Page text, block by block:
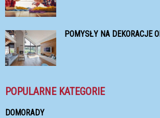
POMYSŁY NA DEKORACJE
POPULARNE KATEGORIE
DOMORADY